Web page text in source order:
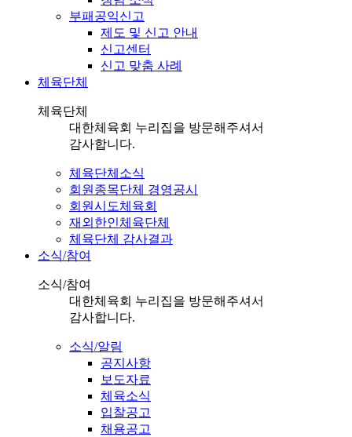
부패공익신고
제도 및 신고 안내
신고센터
신고 맞춤 사례
체육단체
체육단체
대한체육회 누리집을 방문해주셔서
감사합니다.
체육단체소식
회원종목단체 경영공시
회원시도체육회
재외한인체육단체
체육단체 감사결과
소식/참여
소식/참여
대한체육회 누리집을 방문해주셔서
감사합니다.
소식/알림
공지사항
보도자료
체육소식
입찰공고
채용공고